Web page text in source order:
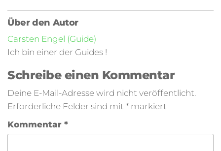
Über den Autor
Carsten Engel (Guide)
Ich bin einer der Guides !
Schreibe einen Kommentar
Deine E-Mail-Adresse wird nicht veröffentlicht.
Erforderliche Felder sind mit * markiert
Kommentar *